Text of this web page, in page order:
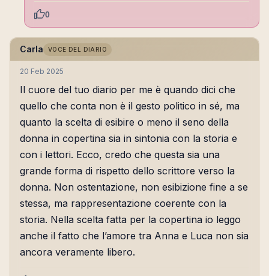
0
Carla VOCE DEL DIARIO
20 Feb 2025
Il cuore del tuo diario per me è quando dici che
quello che conta non è il gesto politico in sé, ma
quanto la scelta di esibire o meno il seno della
donna in copertina sia in sintonia con la storia e
con i lettori. Ecco, credo che questa sia una
grande forma di rispetto dello scrittore verso la
donna. Non ostentazione, non esibizione fine a se
stessa, ma rappresentazione coerente con la
storia. Nella scelta fatta per la copertina io leggo
anche il fatto che l’amore tra Anna e Luca non sia
ancora veramente libero.